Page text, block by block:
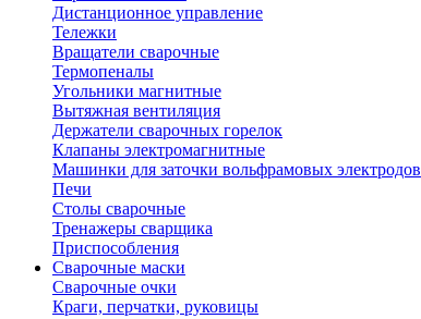
Дистанционное управление
Тележки
Вращатели сварочные
Термопеналы
Угольники магнитные
Вытяжная вентиляция
Держатели сварочных горелок
Клапаны электромагнитные
Машинки для заточки вольфрамовых электродов
Печи
Столы сварочные
Тренажеры сварщика
Приспособления
Сварочные маски
Сварочные очки
Краги, перчатки, руковицы